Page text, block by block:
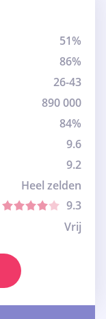
51%
86%
26-43
890 000
84%
9.6
9.2
Heel zelden
9.3
Vrij